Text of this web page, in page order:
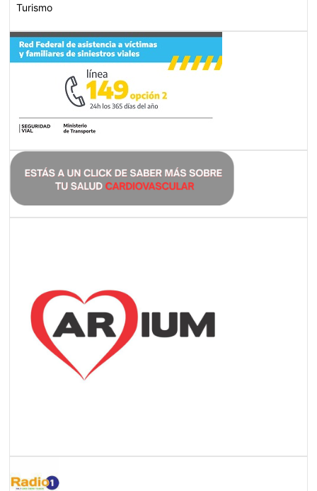
Turismo